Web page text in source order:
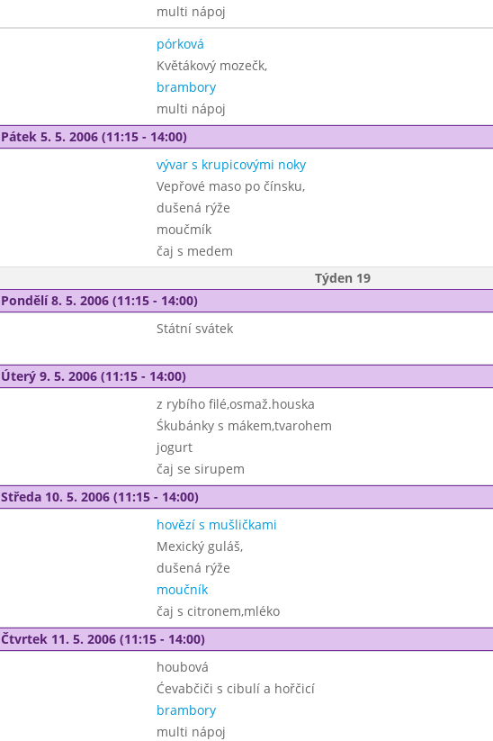
multi nápoj
pórková
Květákový mozečk,
brambory
multi nápoj
Pátek 5. 5. 2006 (11:15 - 14:00)
vývar s krupicovými noky
Vepřové maso po čínsku,
dušená rýže
moučmík
čaj s medem
Týden 19
Pondělí 8. 5. 2006 (11:15 - 14:00)
Státní svátek
Úterý 9. 5. 2006 (11:15 - 14:00)
z rybího filé,osmaž.houska
Śkubánky s mákem,tvarohem
jogurt
čaj se sirupem
Středa 10. 5. 2006 (11:15 - 14:00)
hovězí s mušličkami
Mexický guláš,
dušená rýže
moučník
čaj s citronem,mléko
Čtvrtek 11. 5. 2006 (11:15 - 14:00)
houbová
Ćevabčiči s cibulí a hořčicí
brambory
multi nápoj